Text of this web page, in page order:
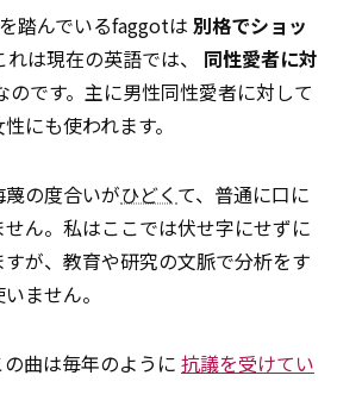
踏んでいるfaggotは 別格でショッ
れは現在の英語では、 同性愛者に対
のです。主に男性同性愛者に対して
にも使われます。
の度合いがひどく て、普通に口に
ん。私はここでは伏せ字にせずに
が、教育や研究の文脈で分析をす
ません。
曲は毎年のように 抗議を受けてい